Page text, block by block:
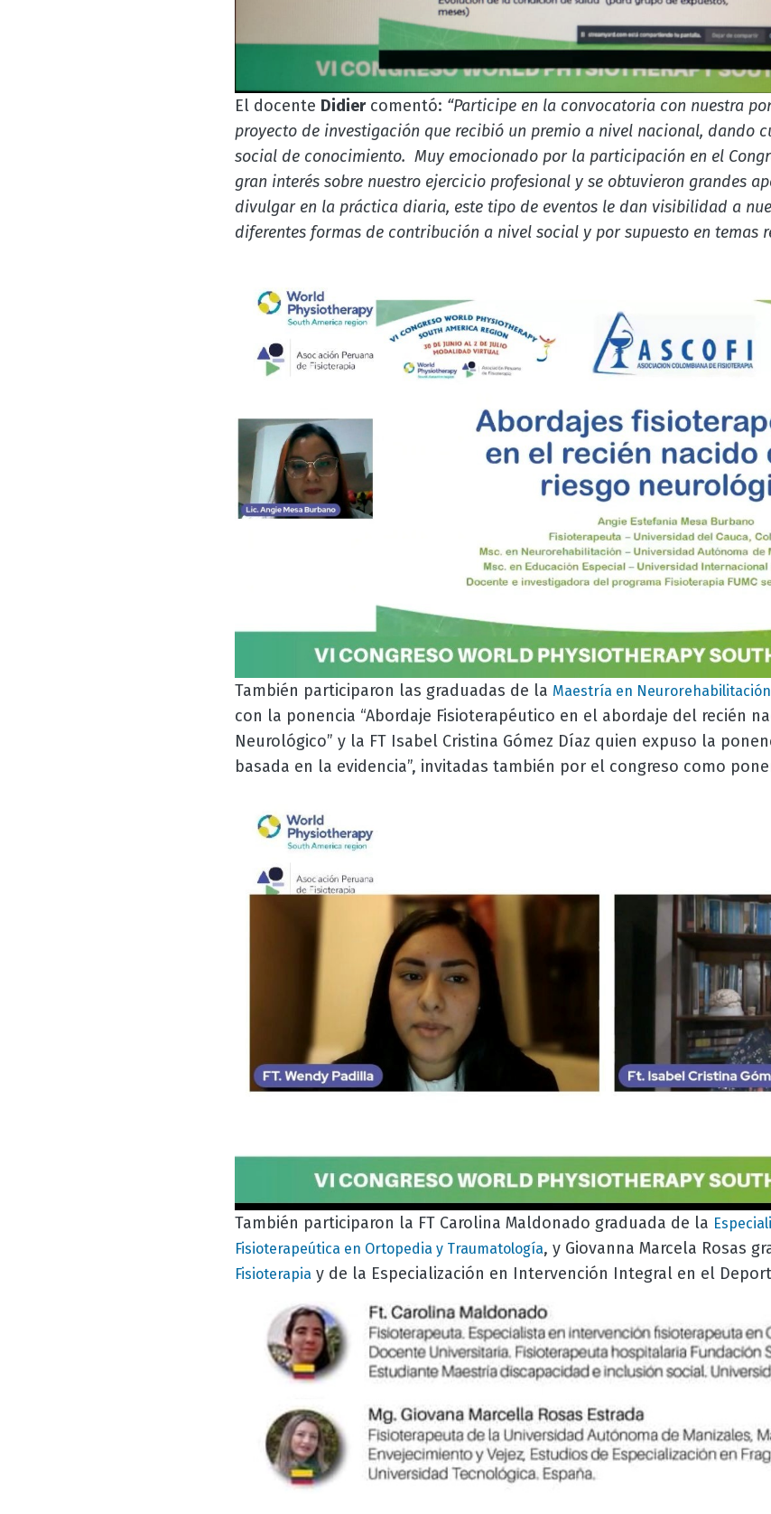
El docente Didiercomentó: “Participe en la convocatoria con nuestra
proyecto de investigación que recibió un premio a nivel nacional, dando
social de conocimiento. Muy emocionado por la participación en el
gran interés sobre nuestro ejercicio profesional y se obtuvieron grandes
divulgar en la práctica diaria, este tipo de eventos le dan visibilidad a
diferentes formas de contribución a nivel social y por supuesto en temas
También participaron las graduadas de la Maestría en Neurorehabilitación
con la ponencia “Abordaje Fisioterapéutico en el abordaje del recién
Neurológico” y la FT Isabel Cristina Gómez Díaz quien expuso la
basada en la evidencia”, invitadas también por el congreso como
También participaron la FT Carolina Maldonado graduada de la
Fisioterapeútica en Ortopedia y Traumatología, y Giovanna Marcela Rosas
Fisioterapiay de la Especialización en Intervención Integral en el